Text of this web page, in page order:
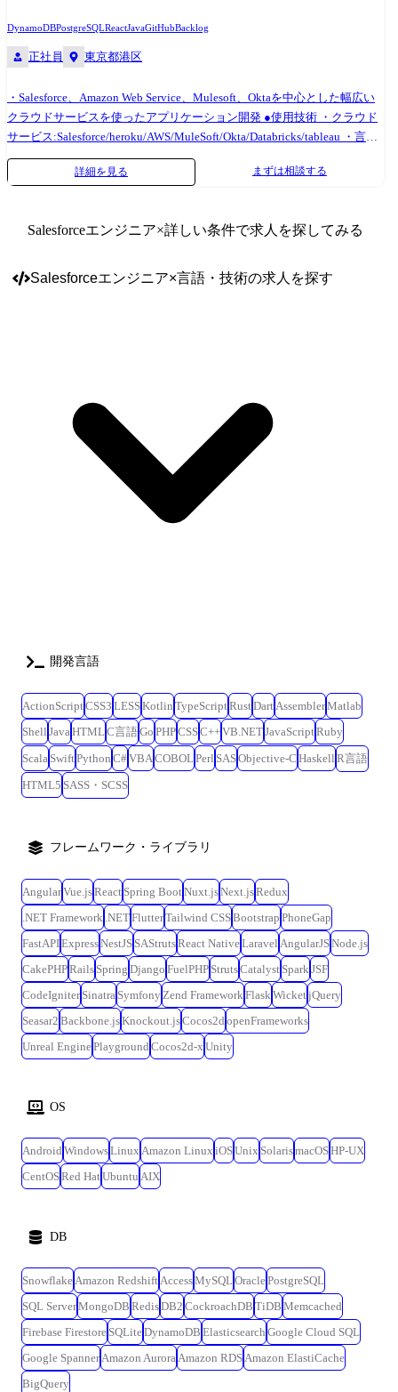
DynamoDBPostgreSQLReactJavaGitHubBacklog
正社員 東京都港区
・Salesforce、Amazon Web Service、Mulesoft、Oktaを中心とした幅広い
クラウドサービスを使ったアプリケーション開発 ●使用技術 ・クラウド
サービス:Salesforce/heroku/AWS/MuleSoft/Okta/Databricks/tableau ・言
語:Java/TypeScript/Apex/Python ・フレームワーク:Spring
Boot/Vue.js/React ・ソースコード管理:GitHub ・
詳細を見る まずは相談する
Salesforceエンジニア×詳しい条件で求人を探してみる
Salesforceエンジニア×言語・技術の求人を探す
開発言語
ActionScriptCSS3 LESSKotlin TypeScriptRustDart AssemblerMatlab
Shell Java HTML C言語Go PHPCSSC++VB.NETJavaScriptRuby
Scala SwiftPython C#VBA COBOL Perl SASObjective-C Haskell R言語
HTML5 SASS・SCSS
フレームワーク・ライブラリ
AngularVue.jsReact Spring BootNuxt.jsNext.jsRedux
.NET Framework .NETFlutterTailwind CSSBootstrap PhoneGap
FastAPIExpressNestJS SAStrutsReact NativeLaravel AngularJSNode.js
CakePHPRails Spring Django FuelPHP StrutsCatalyst Spark JSF
CodeIgniter Sinatra Symfony Zend Framework Flask WicketjQuery
Seasar2 Backbone.jsKnockout.jsCocos2d openFrameworks
Unreal EnginePlayground Cocos2d-x Unity
OS
Android WindowsLinux Amazon Linux iOSUnix SolarismacOSHP-UX
CentOSRed HatUbuntu AIX
DB
Snowflake Amazon Redshift AccessMySQL OraclePostgreSQL
SQL ServerMongoDB RedisDB2 CockroachDB TiDB Memcached
Firebase Firestore SQLiteDynamoDB Elasticsearch Google Cloud SQL
Google Spanner Amazon Aurora Amazon RDS Amazon ElastiCache
BigQuery